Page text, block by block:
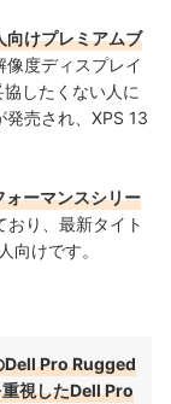
向けプレミアムブ
度ディスプレイ
したくない人に
売され、XPS 13
ーマンスシリー
おり、最新タイト
向けです。
Dell Pro Rugged
視したDell Pro